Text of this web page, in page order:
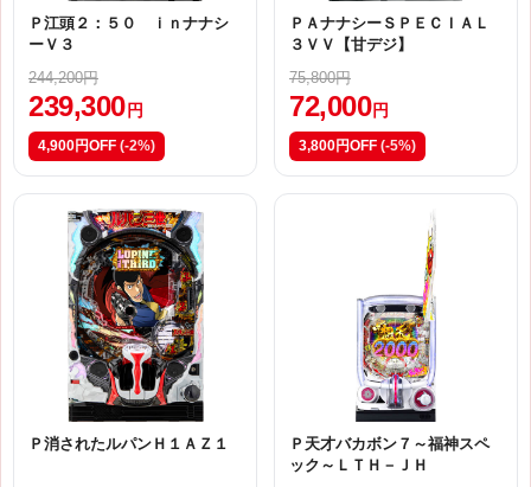
Ｐ江頭２：５０ ｉｎナナシ
ーＶ３
244,200円
239,300 円
4,900円OFF (-2%)
ＰＡナナシーＳＰＥＣＩＡＬ
３ＶＶ【甘デジ】
75,800円
72,000 円
3,800円OFF (-5%)
Ｐ消されたルパンＨ１ＡＺ１
Ｐ天才バカボン７～福神スペ
ック～ＬＴＨ－ＪＨ